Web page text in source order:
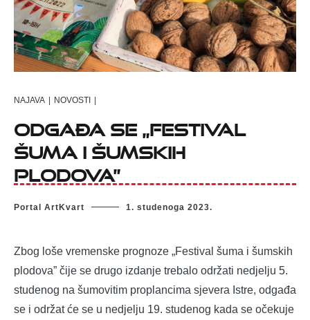
NAJAVA | NOVOSTI |
Odgađa se „Festival
šuma i šumskih
plodova”
Portal ArtKvart 1. studenoga 2023.
Zbog loše vremenske prognoze „Festival šuma i šumskih
plodova” čije se drugo izdanje trebalo održati nedjelju 5.
studenog na šumovitim proplancima sjevera Istre, odgađa
se i održat će se u nedjelju 19. studenog kada se očekuje